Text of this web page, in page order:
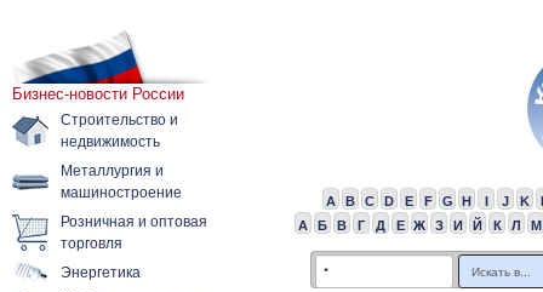
Бизнес-новости России
Строительство и
недвижимость
Металлургия и
машиностроение
Розничная и оптовая
торговля
Энергетика
A B C D E F G H I J K
А
Б В Г Д Е Ж З И Й К Л М